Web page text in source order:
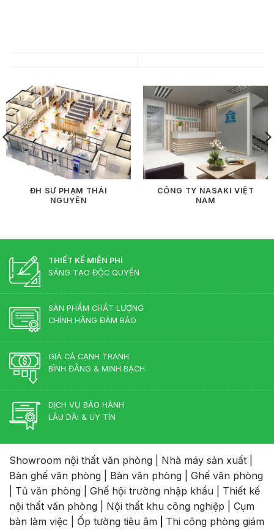
ĐH SƯ PHẠM THÁI
NGUYÊN
CÔNG TY NASAKI VIỆT
NAM
THIẾT KẾ MIỄN PHÍ
SÁNG TẠO ĐỘC QUYỀN
SẢN PHẨM CHẤT LƯỢNG
CHÍNH HÃNG ĐẢM BẢO
GIÁ CẢ CẠNH TRANH
BÌNH ĐẲNG & MINH BẠCH
DỊCH VỤ BẢO HÀNH
LÂU DÀI & UY TÍN
Showroom nội thất văn phòng Nhà máy sản xuất
Bàn ghế văn phòng
Bàn văn phòng
Ghế văn phòng
Tủ văn phòng Ghế hội trường nhập khẩu
Thiết kế
nội thất văn phòng
Nội thất khu công nghiệp
Cụm
bàn làm việc
Ốp tường tiêu âm
Thi công phòng giám